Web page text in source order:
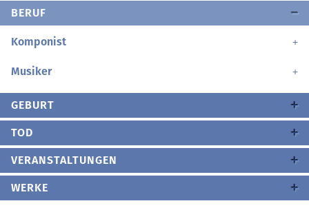
BERUF
Komponist
Musiker
GEBURT
TOD
VERANSTALTUNGEN
WERKE